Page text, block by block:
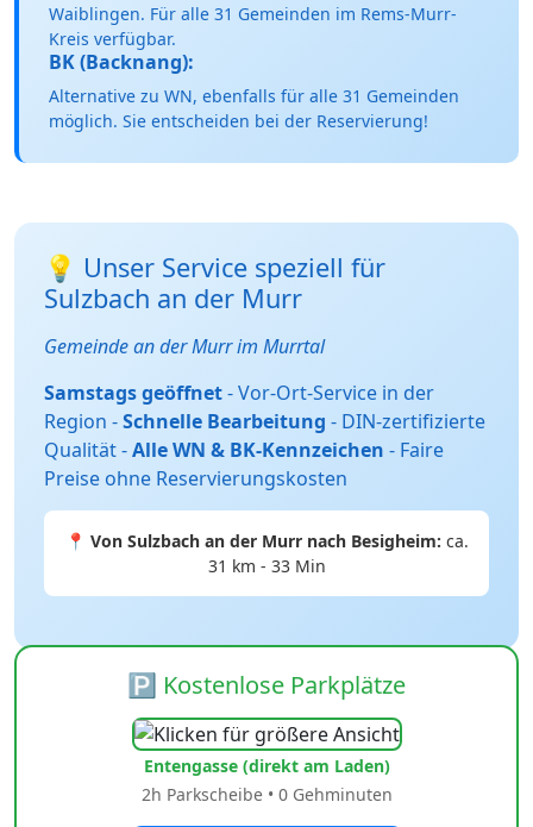
Waiblingen. Für alle 31 Gemeinden im Rems-Murr-
Kreis verfügbar.
BK (Backnang):
Alternative zu WN, ebenfalls für alle 31 Gemeinden
möglich. Sie entscheiden bei der Reservierung!
💡 Unser Service speziell für
Sulzbach an der Murr
Gemeinde an der Murr im Murrtal
Samstags geöffnet- Vor-Ort-Service in der
Region -Schnelle Bearbeitung - DIN-zertifizierte
Qualität -Alle WN & BK-Kennzeichen - Faire
Preise ohne Reservierungskosten
📍 Von Sulzbach an der Murr nach Besigheim: ca.
31 km - 33 Min
🅿️ Kostenlose Parkplätze
Entengasse (direkt am Laden)
2h Parkscheibe • 0 Gehminuten